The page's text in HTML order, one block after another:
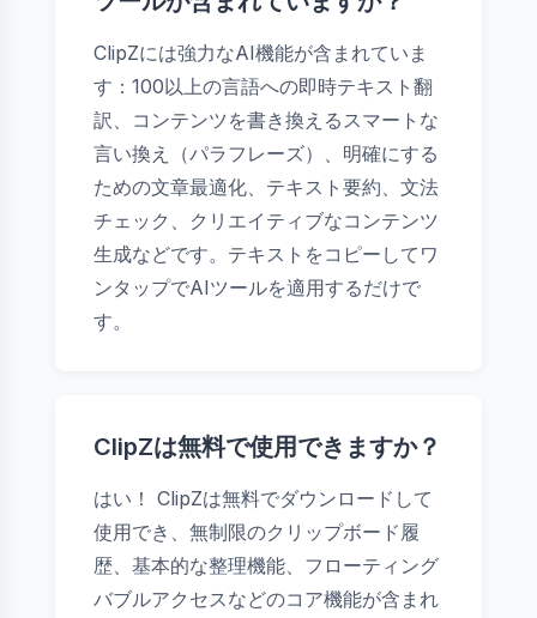
ClipZには強力なAI機能が含まれていま
す：100以上の言語への即時テキスト翻
訳、コンテンツを書き換えるスマートな
言い換え（パラフレーズ）、明確にする
ための文章最適化、テキスト要約、文法
チェック、クリエイティブなコンテンツ
生成などです。テキストをコピーしてワ
ンタップでAIツールを適用するだけで
す。
ClipZは無料で使用できますか？
はい！ ClipZは無料でダウンロードして
使用でき、無制限のクリップボード履
歴、基本的な整理機能、フローティング
バブルアクセスなどのコア機能が含まれ